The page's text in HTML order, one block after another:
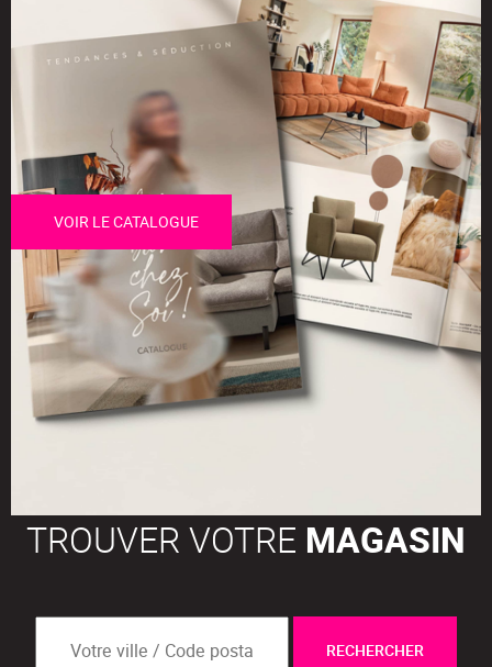
VOIR LE CATALOGUE
TROUVER VOTRE MAGASIN
RECHERCHER